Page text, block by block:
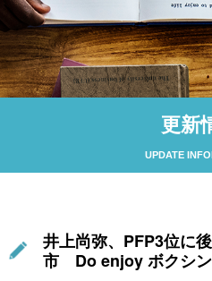
更新
UPDATE
井上尚弥、PFP3位
市 Do enjoy ボクシ